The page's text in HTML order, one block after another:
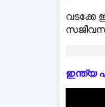
വടക്കേ
ഇന്ത്യ